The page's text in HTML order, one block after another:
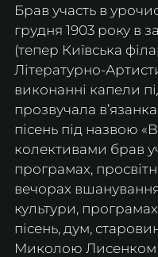
Брав участь в
грудня 1903 року в
(тепер Київська
Літературно-
виконанні капели
прозвучала
пісень під назвою
колективами брав
програмах,
вечорах вшанування
культури,
пісень, дум,
Миколою Лисенком